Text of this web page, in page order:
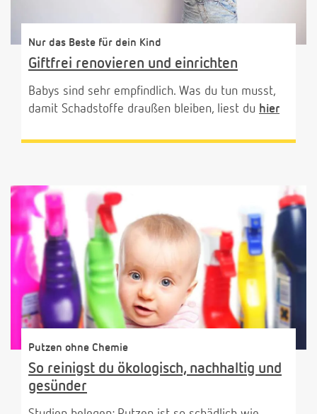
Nur das Beste für dein Kind
Giftfrei renovieren und einrichten
Babys sind sehr empfindlich. Was du tun musst,
damit Schadstoffe draußen bleiben, liest du hier
Putzen ohne Chemie
So reinigst du ökologisch, nachhaltig und
gesünder